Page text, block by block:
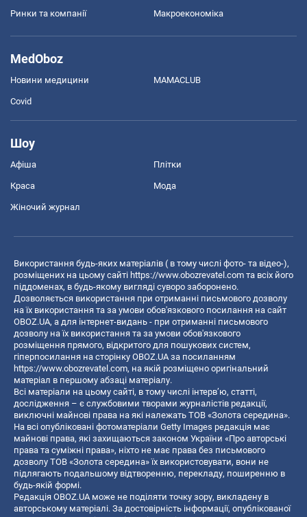
Ринки та компанії Макроекономіка
MedOboz
Новини медицини MAMACLUB
Covid
Шоу
Афіша Плітки
Краса Мода
Жіночий журнал
Використання будь-яких матеріалів ( в тому числі фото- та відео-),
розміщених на цьому сайті https://www.obozrevatel.com та всіх його
піддоменах, в будь-якому вигляді суворо заборонено.
Дозволяється використання при отриманні письмового дозволу
на їх використання та за умови обов'язкового посилання на сайт
OBOZ.UA, а для інтернет-видань - при отриманні письмового
дозволу на їх використання та за умови обов'язкового
розміщення прямого, відкритого для пошукових систем,
гіперпосилання на сторінку OBOZ.UA за посиланням
https://www.obozrevatel.com, на якій розміщено оригінальний
матеріал в першому абзаці матеріалу.
Всі матеріали на цьому сайті, в тому числі інтерв’ю, статті,
дослідження – є службовими творами журналістів редакції,
виключні майнові права на які належать ТОВ «Золота середина».
На всі опубліковані фотоматеріали Getty Images редакція має
майнові права, які захищаються законом України «Про авторські
права та суміжні права», ніхто не має права без письмового
дозволу ТОВ «Золота середина» їх використовувати, вони не
підлягають подальшому відтворенню, перекладу, поширенню в
будь-якій формі.
Редакція OBOZ.UA може не поділяти точку зору, викладену в
авторському матеріалі. За достовірність інформації, опублікованої